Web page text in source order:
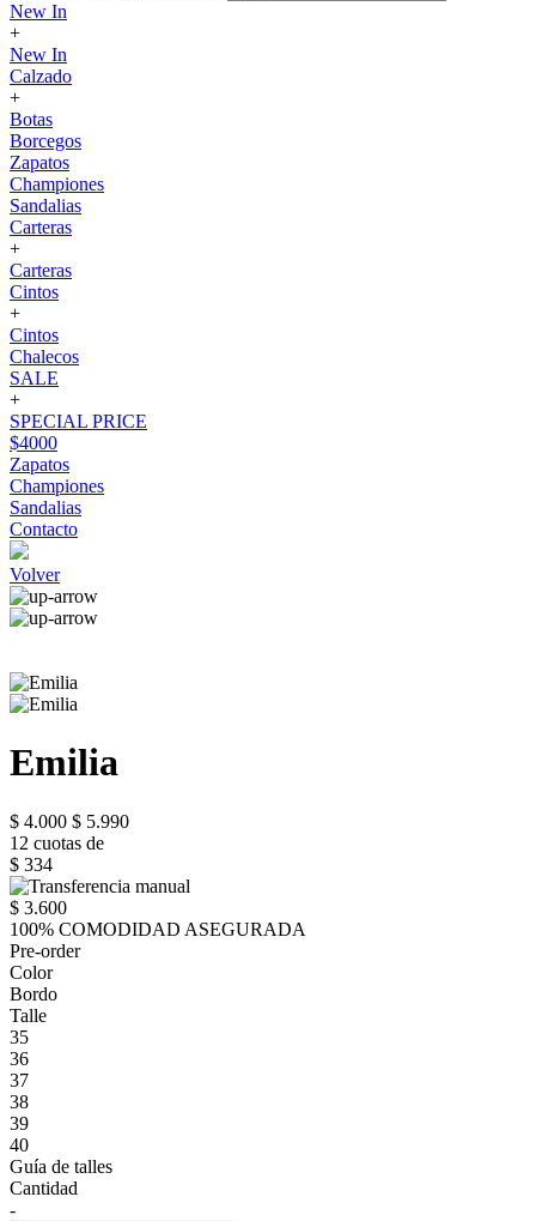
New In
+
New In
Calzado
+
Botas
Borcegos
Zapatos
Championes
Sandalias
Carteras
+
Carteras
Cintos
+
Cintos
Chalecos
SALE
+
SPECIAL PRICE
$4000
Zapatos
Championes
Sandalias
Contacto
Volver
Emilia
$ 4.000 $ 5.990
12 cuotas de
$ 334
$ 3.600
100% COMODIDAD ASEGURADA
Pre-order
Color
Bordo
Talle
35
36
37
38
39
40
Guía de talles
Cantidad
-